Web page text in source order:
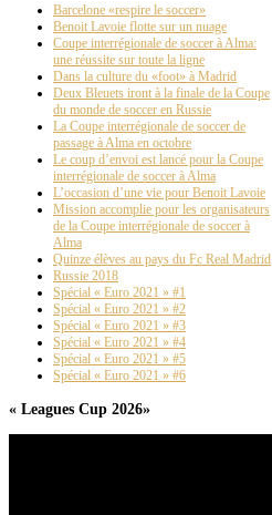
Barcelone «respire le soccer»
Benoit Lavoie flotte sur un nuage
Coupe interrégionale de soccer à Alma:
une réussite sur toute la ligne
Dans la culture du «foot» à Madrid
Deux Bleuets iront à la finale de la Coupe
du monde de soccer en Russie
La Coupe interrégionale de soccer de
passage à Alma en octobre
Le coup d’envoi est lancé pour la Coupe
interrégionale de soccer à Alma
L’occasion d’une vie pour Benoit Lavoie
Mission accomplie pour les organisateurs
de la Coupe interrégionale de soccer à
Alma
Quinze élèves au pays du Fc Real Madrid
Russie 2018
Spécial « Euro 2021 » #1
Spécial « Euro 2021 » #2
Spécial « Euro 2021 » #3
Spécial « Euro 2021 » #4
Spécial « Euro 2021 » #5
Spécial « Euro 2021 » #6
« Leagues Cup 2026»